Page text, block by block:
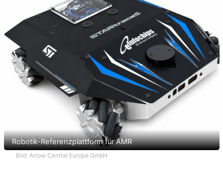
Robotik-Referenzplattform für AMR
Bild: Arrow Central Europe GmbH